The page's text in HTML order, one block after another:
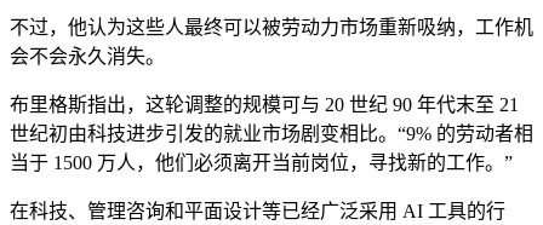
不过，他认为这些人最终可以被劳动力市场重新吸纳，工作机
会不会永久消失。
布里格斯指出，这轮调整的规模可与 20 世纪 90 年代末至 21
世纪初由科技进步引发的就业市场剧变相比。“9% 的劳动者相
当于 1500 万人，他们必须离开当前岗位，寻找新的工作。”
在科技、管理咨询和平面设计等已经广泛采用 AI 工具的行